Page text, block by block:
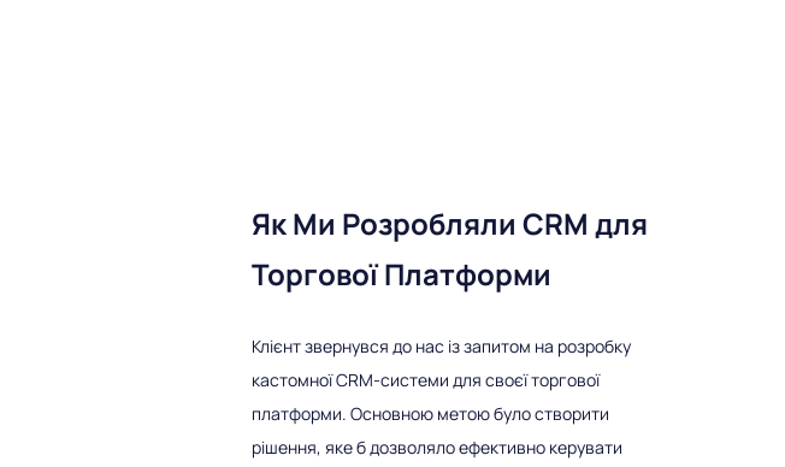
Як Ми Розробляли CRM для
Торгової Платформи
Клієнт звернувся до нас із запитом на розробку
кастомної CRM-системи для своєї торгової
платформи. Основною метою було створити
рішення, яке б дозволяло ефективно керувати